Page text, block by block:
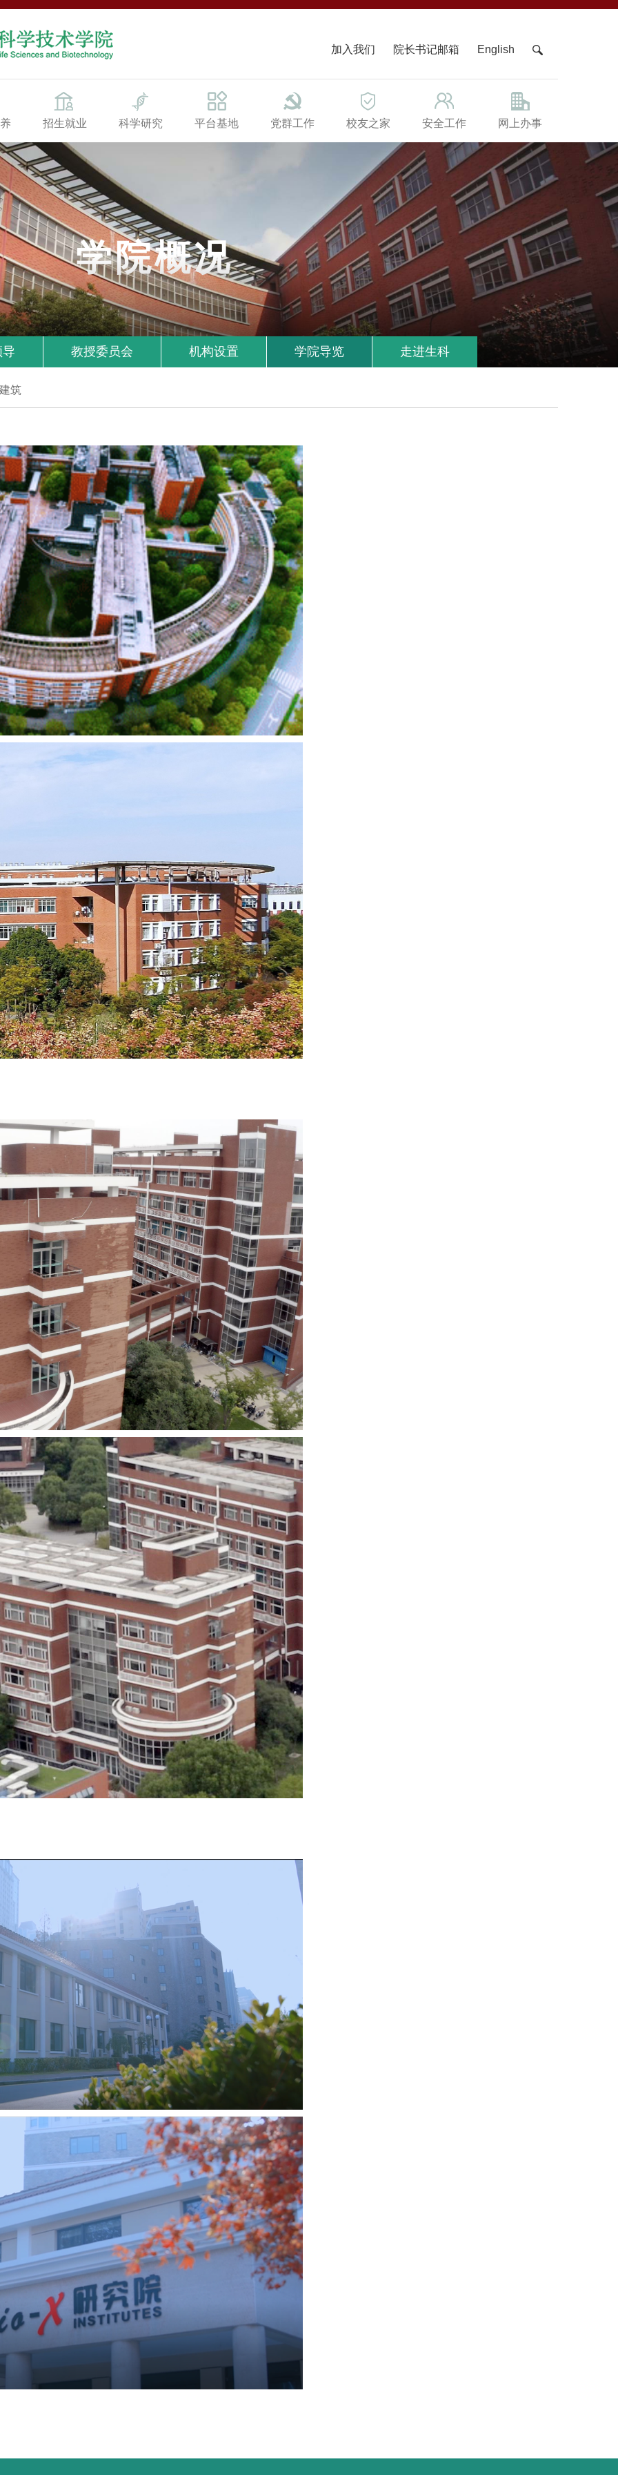
加入我们 院长书记邮箱 English
招生就业 科学研究 平台基地 党群工作 校友之家 安全工作 网上办事
学院概况
教授委员会 机构设置 学院导览 走进生科
筑